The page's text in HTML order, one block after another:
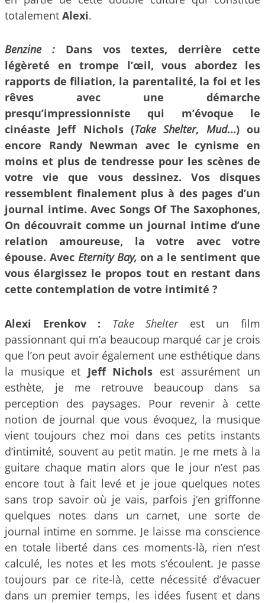
totalement Alexi.
Benzine :
Dans vos textes, derrière cette
légèreté en trompe l’œil, vous abordez les
rapports de filiation, la parentalité, la foi et les
rêves avec une démarche
presqu’impressionniste qui m’évoque le
cinéaste Jeff Nichols (Take Shelter, Mud…) ou
encore Randy Newman avec le cynisme en
moins et plus de tendresse pour les scènes de
votre vie que vous dessinez. Vos disques
ressemblent finalement plus à des pages d’un
journal intime. Avec Songs Of The Saxophones,
On découvrait comme un journal intime d’une
relation amoureuse, la votre avec votre
épouse. Avec Eternity Bay,on a le sentiment que
vous élargissez le propos tout en restant dans
cette contemplation de votre intimité ?
Alexi Erenkov : Take Shelterest un film
passionnant qui m’a beaucoup marqué car je crois
que l’on peut avoir également une esthétique dans
la musique et Jeff Nichols est assurément un
esthète, je me retrouve beaucoup dans sa
perception des paysages. Pour revenir à cette
notion de journal que vous évoquez, la musique
vient toujours chez moi dans ces petits instants
d’intimité, souvent au petit matin. Je me mets à la
guitare chaque matin alors que le jour n’est pas
encore tout à fait levé et je joue quelques notes
sans trop savoir où je vais, parfois j’en griffonne
quelques notes dans un carnet, une sorte de
journal intime en somme. Je laisse ma conscience
en totale liberté dans ces moments-là, rien n’est
calculé, les notes et les mots s’écoulent. Je passe
toujours par ce rite-là, cette nécessité d’évacuer
dans un premier temps, les idées fusent et dans